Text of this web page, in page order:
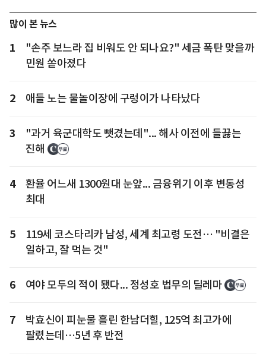
많이 본 뉴스
1
"손주 보느라 집 비워도 안 되나요?" 세금 폭탄 맞을까
민원 쏟아졌다
2 애들 노는 물놀이장에 구렁이가 나타났다
3
"과거 육군대학도 뺏겼는데"... 해사 이전에 들끓는
진해
4
환율 어느새 1300원대 눈앞... 금융위기 이후 변동성
최대
5
119세 코스타리카 남성, 세계 최고령 도전… "비결은
일하고, 잘 먹는 것"
6 여야 모두의 적이 됐다... 정성호 법무의 딜레마
7
박효신이 피눈물 흘린 한남더힐, 125억 최고가에
팔렸는데…5년 후 반전